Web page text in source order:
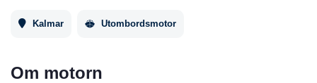
Kalmar Utombordsmotor
Om motorn